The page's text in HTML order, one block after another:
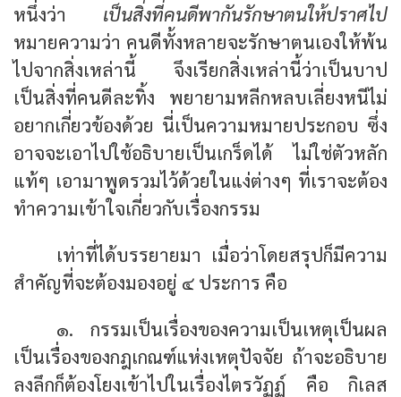
หนึ่งว่า เป็นสิ่งที่คนดีพากันรักษาตนให้ปราศไป
หมายความว่า คนดีทั้งหลายจะรักษาตนเองให้พ้น
ไปจากสิ่งเหล่านี้ จึงเรียกสิ่งเหล่านี้ว่าเป็นบาป
เป็นสิ่งที่คนดีละทิ้ง พยายามหลีกหลบเลี่ยงหนีไม่
อยากเกี่ยวข้องด้วย นี่เป็นความหมายประกอบ ซึ่ง
อาจจะเอาไปใช้อธิบายเป็นเกร็ดได้ ไม่ใช่ตัวหลัก
แท้ๆ เอามาพูดรวมไว้ด้วยในแง่ต่างๆ ที่เราจะต้อง
ทำความเข้าใจเกี่ยวกับเรื่องกรรม
เท่าที่ได้บรรยายมา เมื่อว่าโดยสรุปก็มีความ
สำคัญที่จะต้องมองอยู่ ๔ ประการ คือ
๑. กรรมเป็นเรื่องของความเป็นเหตุเป็นผล
เป็นเรื่องของกฎเกณฑ์แห่งเหตุปัจจัย ถ้าจะอธิบาย
ลงลึกก็ต้องโยงเข้าไปในเรื่องไตรวัฏฏ์ คือ กิเลส